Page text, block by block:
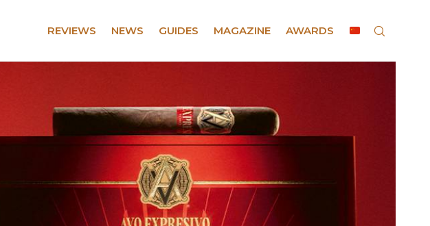
REVIEWS NEWS GUIDES MAGAZINE AWARDS